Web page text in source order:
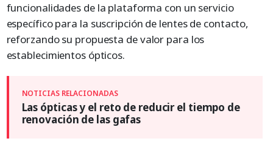
funcionalidades de la plataforma con un servicio
específico para la suscripción de lentes de contacto,
reforzando su propuesta de valor para los
establecimientos ópticos.
Las ópticas y el reto de reducir el tiempo de
renovación de las gafas